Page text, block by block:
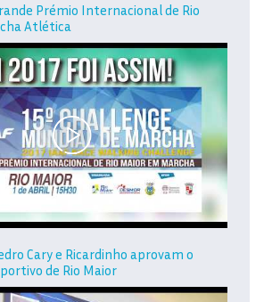
Prémio Internacional de Rio
Atlética
Cary e Ricardinho aprovam o
de Rio Maior